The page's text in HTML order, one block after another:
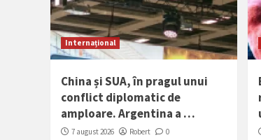
Internațional
China și SUA, în pragul unui
conflict diplomatic de
amploare. Argentina a …
7 august 2026 Robert 0